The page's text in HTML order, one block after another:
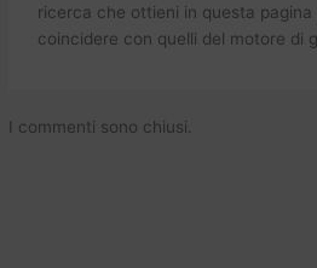
ricerca che ottieni in questa pagina
coincidere con quelli del motore di
I commenti sono chiusi.